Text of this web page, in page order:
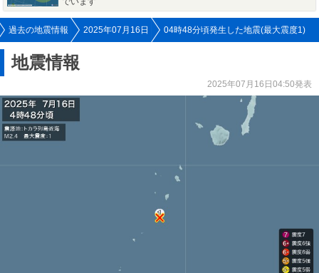
過去の地震情報 2025年07月16日 04時48分頃発生した地震(最大震度1)
地震情報
2025年07月16日04:50発表